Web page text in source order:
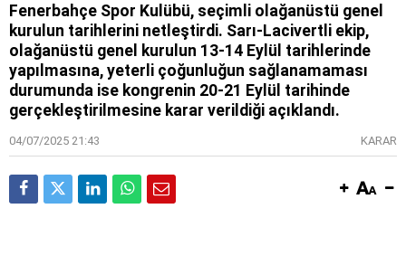
Fenerbahçe Spor Kulübü, seçimli olağanüstü genel
kurulun tarihlerini netleştirdi. Sarı-Lacivertli ekip,
olağanüstü genel kurulun 13-14 Eylül tarihlerinde
yapılmasına, yeterli çoğunluğun sağlanamaması
durumunda ise kongrenin 20-21 Eylül tarihinde
gerçekleştirilmesine karar verildiği açıklandı.
04/07/2025 21:43 KARAR